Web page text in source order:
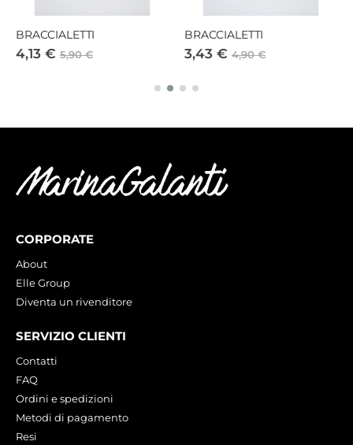
BRACCIALETTI
4,13 € 5,90 €
BRACCIALETTI
3,43 € 4,90 €
CORPORATE
About
Elle Group
Diventa un rivenditore
SERVIZIO CLIENTI
Contatti
FAQ
Ordini e spedizioni
Metodi di pagamento
Resi